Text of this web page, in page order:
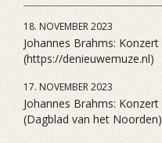
18. NOVEMBER 2023
Johannes Brahms:
(https://denieuwemuze.nl)
17. NOVEMBER 2023
Johannes Brahms:
(Dagblad van het Noorden)